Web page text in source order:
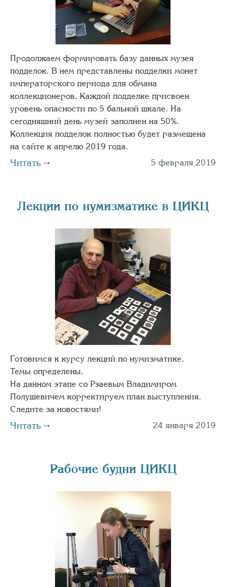
Продолжаем формировать базу данных музея
подделок. В нем представлены подделки монет
императорского периода для обмана
коллекционеров. Каждой подделке присвоен
уровень опасности по 5 бальной шкале. На
сегодняшний день музей заполнен на 50%.
Коллекция подделок полностью будет размещена
на сайте к апрелю 2019 года.
Читать 5 февраля 2019
Лекции по нумизматике в ЦИКЦ
Готовимся к курсу лекций по нумизматике.
Темы определены.
На данном этапе со Рзаевым Владимиром
Полушевичем корректируем план выступления.
Следите за новостями!
Читать 24 января 2019
Рабочие будни ЦИКЦ